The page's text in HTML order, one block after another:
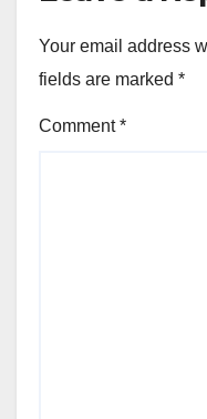
Your email address
fields are marked *
Comment*